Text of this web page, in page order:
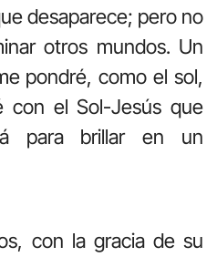
desaparece; pero no
otros mundos. Un
pondré, como el sol,
con el Sol-Jesús que
para brillar en un
con la gracia de su